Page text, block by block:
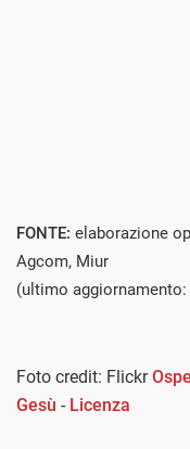
FONTE: elaborazione
Agcom, Miur
(ultimo aggiornamento:
Foto credit: Flickr
Gesù - Licenza